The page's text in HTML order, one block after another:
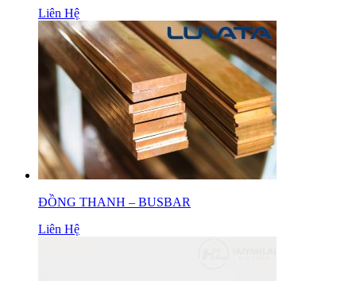
Liên Hệ
ĐỒNG THANH – BUSBAR
Liên Hệ